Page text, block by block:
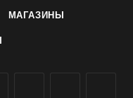
МАГАЗИНЫ